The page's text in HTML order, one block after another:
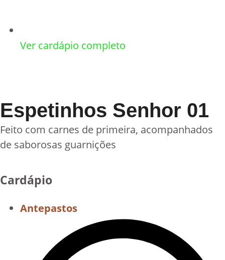
Ver cardápio completo
Espetinhos Senhor 01
Feito com carnes de primeira, acompanhados
de saborosas guarnições
Cardápio
Antepastos